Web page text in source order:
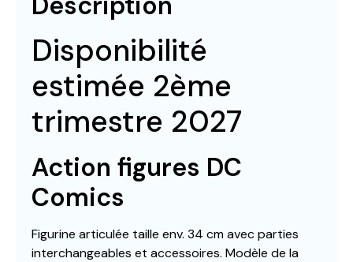
Disponibilité
estimée 2ème
trimestre 2027
Action figures DC
Comics
Figurine articulée taille env. 34 cm avec parties
interchangeables et accessoires. Modèle de la